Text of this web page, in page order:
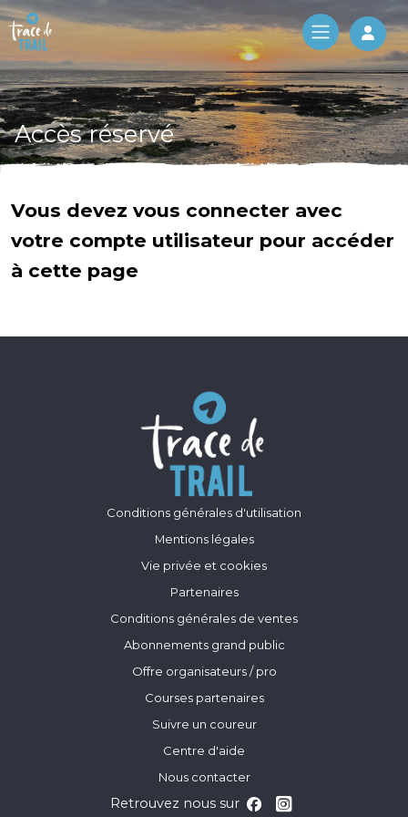
Log
Accès réservé
Vous devez vous connecter avec
votre compte utilisateur pour accéder
à cette page
Conditions générales d'utilisation
Mentions légales
Vie privée et cookies
Partenaires
Conditions générales de ventes
Abonnements grand public
Offre organisateurs / pro
Courses partenaires
Suivre un coureur
Centre d'aide
Nous contacter
Retrouvez nous sur